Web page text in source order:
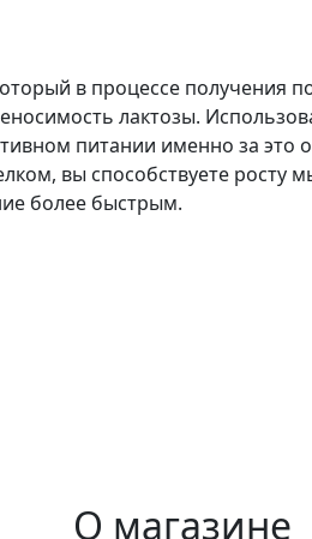
в процессе получения
лактозы.
питании именно за это
вы способствуете росту
более быстрым.
О магазине